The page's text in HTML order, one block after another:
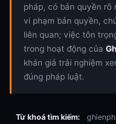
pháp, có bản quyền
vi phạm bản quyền,
liên quan; việc tôn
trong hoạt động của
khán giả trải nghiệm
đúng pháp luật.
Từ khoá tìm kiếm: